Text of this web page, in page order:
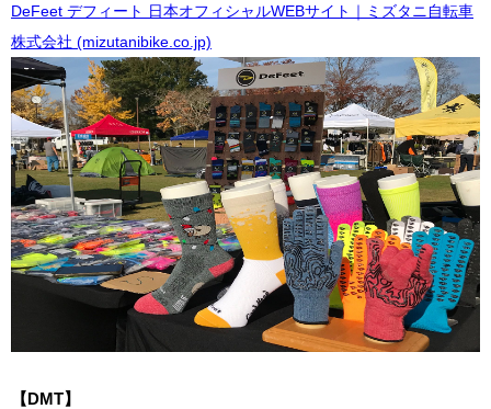
DeFeet デフィート 日本オフィシャルWEBサイト｜ミズタニ自転車
株式会社 (mizutanibike.co.jp)
【DMT】